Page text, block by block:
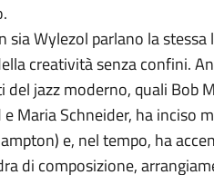
Wylezol parlano la
creatività senza confini.
jazz moderno, quali Bob
Maria Schneider, ha inciso
e, nel tempo, ha
di composizione,